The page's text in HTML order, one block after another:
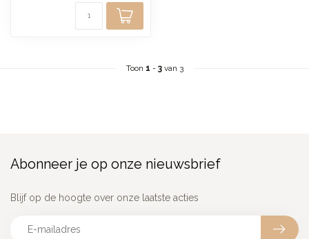
Toon 1 - 3van 3
Abonneer je op onze nieuwsbrief
Blijf op de hoogte over onze laatste acties